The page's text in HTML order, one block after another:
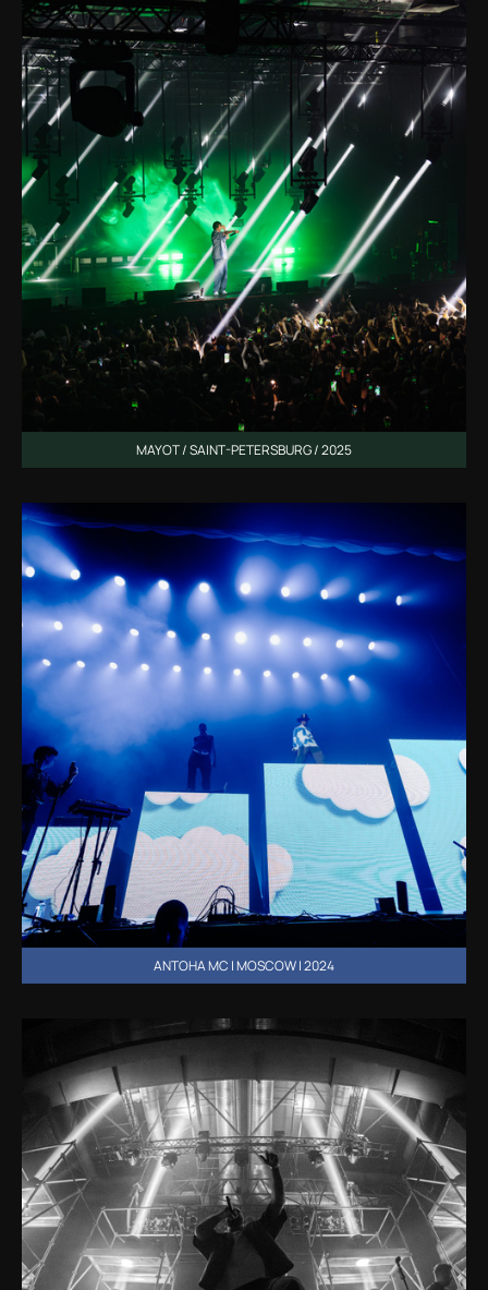
MAYOT / SAINT-PETERSBURG / 2025
ANTOHA MC | MOSCOW | 2024